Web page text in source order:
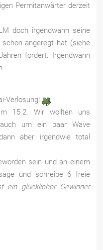
Permitanwärter derzeit
doch irgendwann seine
angeregt hat (siehe
fordert. Irgendwann
Verlosung!
15.2. Wir wollten uns
um ein paar Wave
aber irgendwie total
sein und an einem
und schreibe 6 freie
ein glücklicher Gewinner